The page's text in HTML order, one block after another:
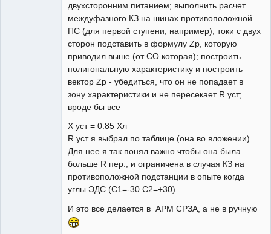
двухсторонним питанием; выполнить расчет
междуфазного КЗ на шинах противоположной
ПС (для первой ступени, например); токи с двух
сторон подставить в формулу Zр, которую
приводил выше (от СО которая); построить
полигональную характеристику и построить
вектор Zp - убедиться, что он не попадает в
зону характеристики и не пересекает R уст;
вроде бы все
X уст = 0.85 Xл
R уст я выбрал по таблице (она во вложении).
Для нее я так понял важно чтобы она была
больше R пер., и ограничена в случая КЗ на
противоположной подстанции в опыте когда
углы ЭДС (С1=-30 С2=+30)
И это все делается в АРМ СРЗА, а не в ручную